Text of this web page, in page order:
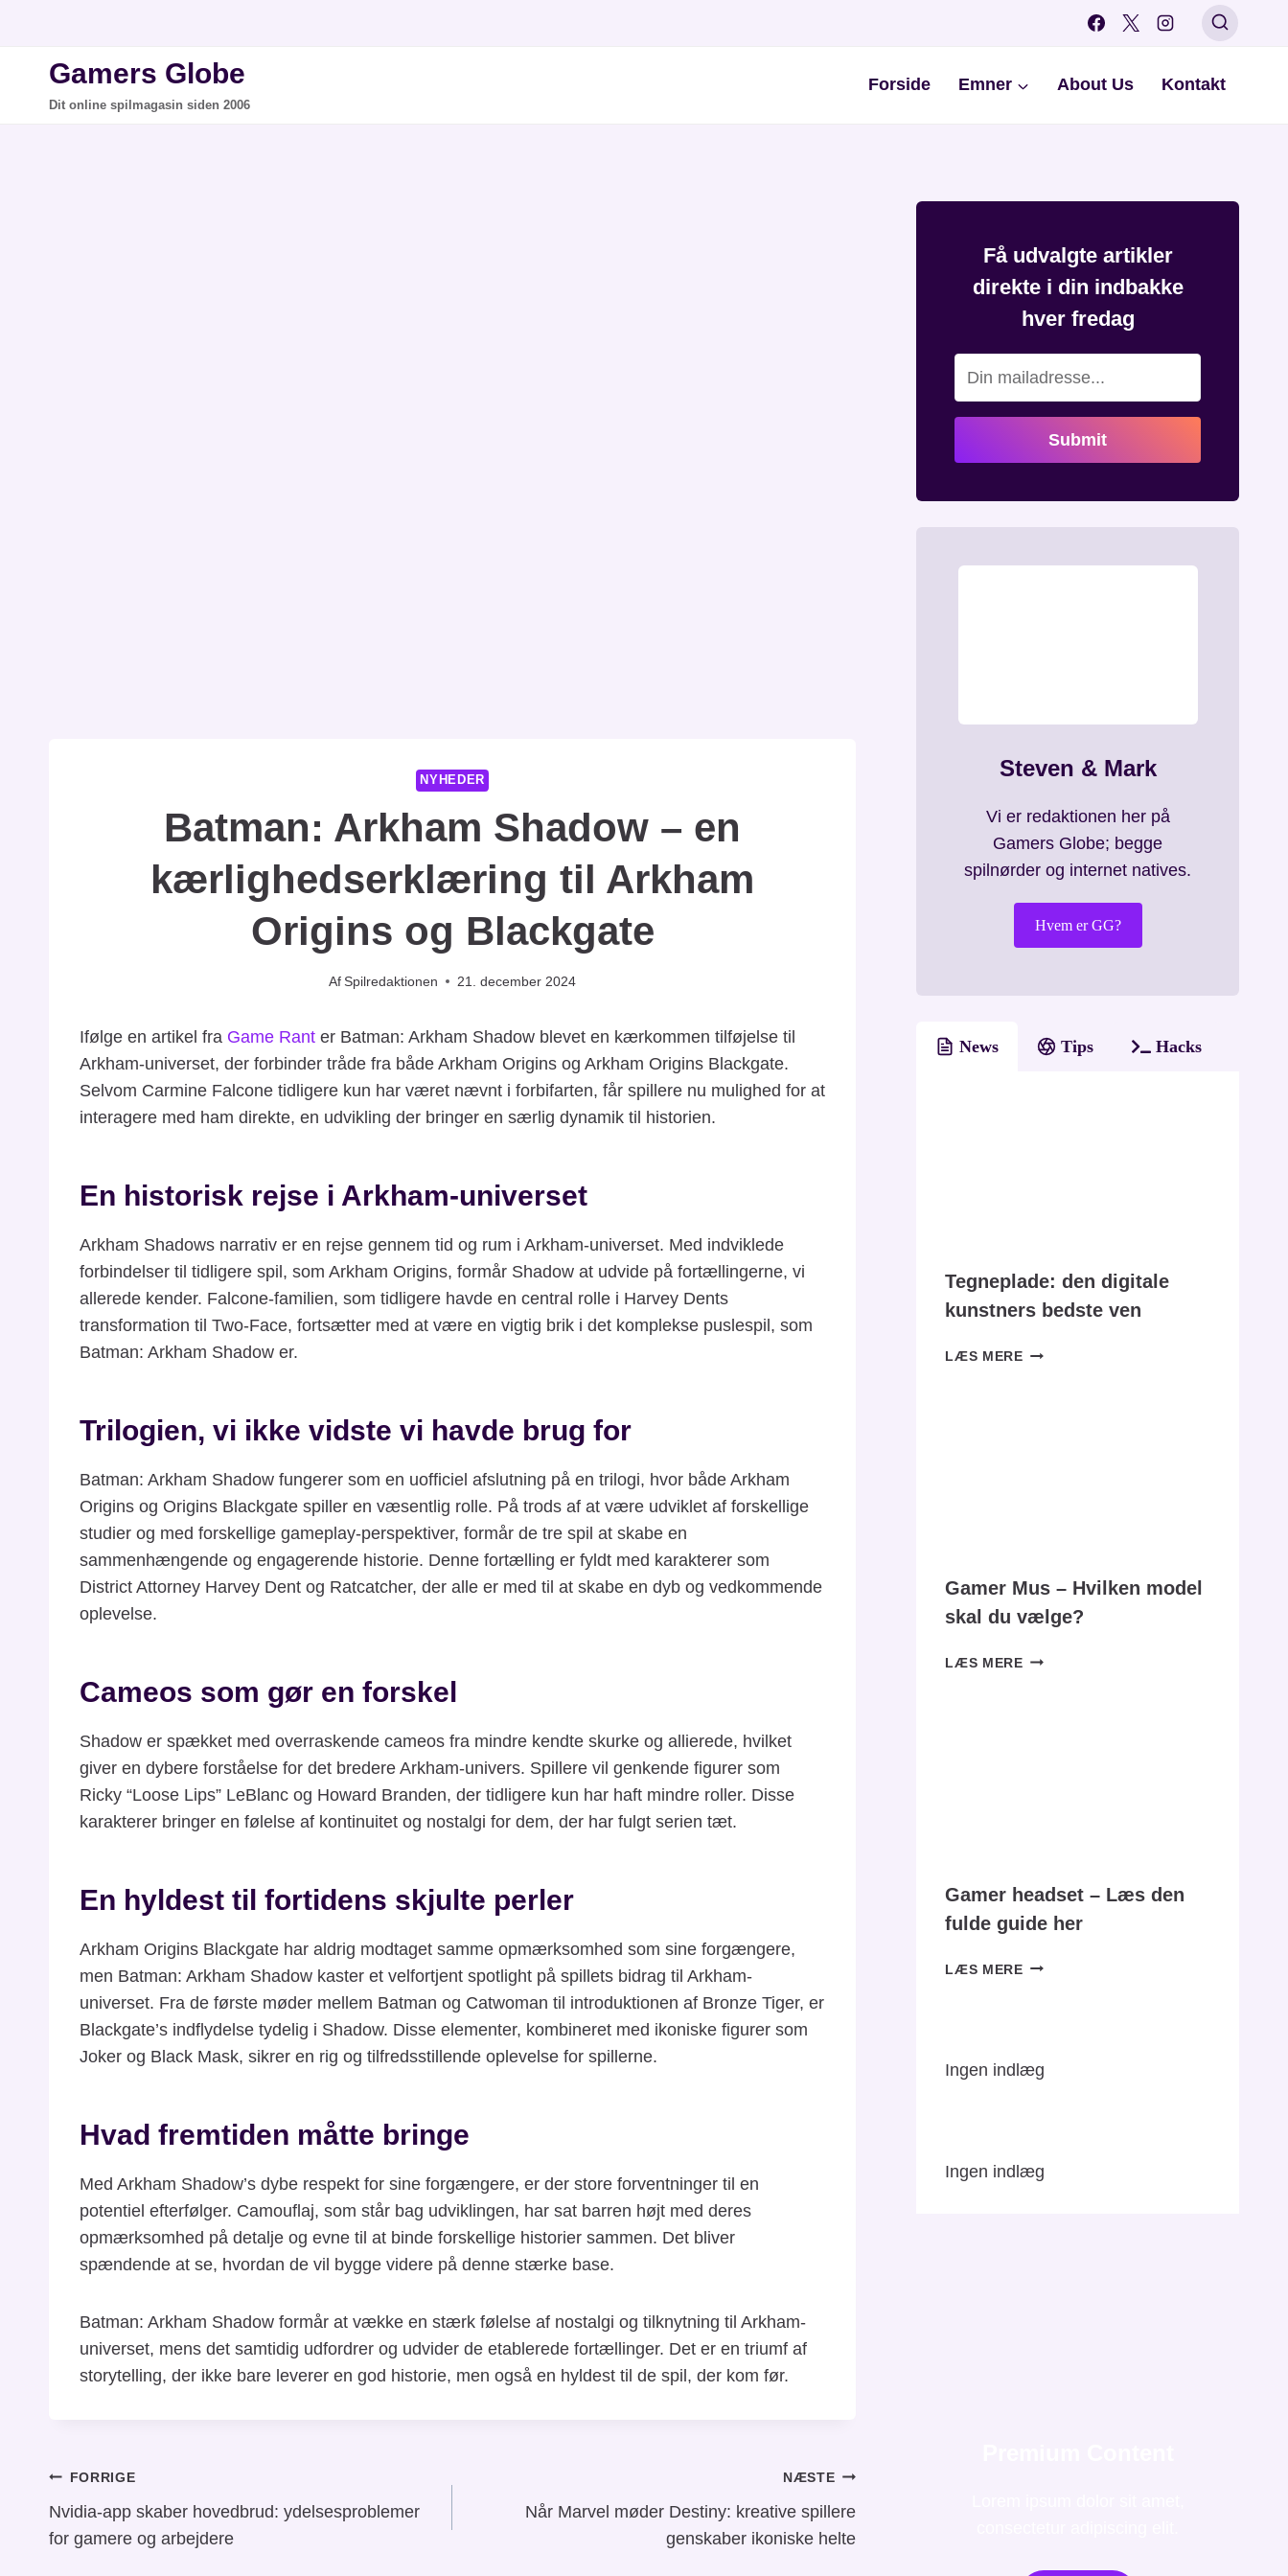
indholdGamers Globe
Dit online spilmagasin siden 2006
Forside Emner About Us Kontakt
NYHEDER
Batman: Arkham Shadow – en
kærlighedserklæring til Arkham
Origins og Blackgate
AfSpilredaktionen 21. december 2024
Ifølge en artikel fra Game Rant er Batman: Arkham Shadow blevet en kærkommen tilføjelse til
Arkham-universet, der forbinder tråde fra både Arkham Origins og Arkham Origins Blackgate.
Selvom Carmine Falcone tidligere kun har været nævnt i forbifarten, får spillere nu mulighed for at
interagere med ham direkte, en udvikling der bringer en særlig dynamik til historien.
En historisk rejse i Arkham-universet
Arkham Shadows narrativ er en rejse gennem tid og rum i Arkham-universet. Med indviklede
forbindelser til tidligere spil, som Arkham Origins, formår Shadow at udvide på fortællingerne, vi
allerede kender. Falcone-familien, som tidligere havde en central rolle i Harvey Dents
transformation til Two-Face, fortsætter med at være en vigtig brik i det komplekse puslespil, som
Batman: Arkham Shadow er.
Trilogien, vi ikke vidste vi havde brug for
Batman: Arkham Shadow fungerer som en uofficiel afslutning på en trilogi, hvor både Arkham
Origins og Origins Blackgate spiller en væsentlig rolle. På trods af at være udviklet af forskellige
studier og med forskellige gameplay-perspektiver, formår de tre spil at skabe en
sammenhængende og engagerende historie. Denne fortælling er fyldt med karakterer som
District Attorney Harvey Dent og Ratcatcher, der alle er med til at skabe en dyb og vedkommende
oplevelse.
Cameos som gør en forskel
Shadow er spækket med overraskende cameos fra mindre kendte skurke og allierede, hvilket
giver en dybere forståelse for det bredere Arkham-univers. Spillere vil genkende figurer som
Ricky “Loose Lips” LeBlanc og Howard Branden, der tidligere kun har haft mindre roller. Disse
karakterer bringer en følelse af kontinuitet og nostalgi for dem, der har fulgt serien tæt.
En hyldest til fortidens skjulte perler
Arkham Origins Blackgate har aldrig modtaget samme opmærksomhed som sine forgængere,
men Batman: Arkham Shadow kaster et velfortjent spotlight på spillets bidrag til Arkham-
universet. Fra de første møder mellem Batman og Catwoman til introduktionen af Bronze Tiger, er
Blackgate’s indflydelse tydelig i Shadow. Disse elementer, kombineret med ikoniske figurer som
Joker og Black Mask, sikrer en rig og tilfredsstillende oplevelse for spillerne.
Hvad fremtiden måtte bringe
Med Arkham Shadow’s dybe respekt for sine forgængere, er der store forventninger til en
potentiel efterfølger. Camouflaj, som står bag udviklingen, har sat barren højt med deres
opmærksomhed på detalje og evne til at binde forskellige historier sammen. Det bliver
spændende at se, hvordan de vil bygge videre på denne stærke base.
Batman: Arkham Shadow formår at vække en stærk følelse af nostalgi og tilknytning til Arkham-
universet, mens det samtidig udfordrer og udvider de etablerede fortællinger. Det er en triumf af
storytelling, der ikke bare leverer en god historie, men også en hyldest til de spil, der kom før.
Indlægsnavigation
FORRIGE
Nvidia-app skaber hovedbrud: ydelsesproblemer
for gamere og arbejdere
NÆSTE
Når Marvel møder Destiny: kreative spillere
genskaber ikoniske helte
Få udvalgte artikler
direkte i din indbakke
hver fredag
Submit
Steven & Mark
Vi er redaktionen her på
Gamers Globe; begge
spilnørder og internet natives.
Hvem er GG?
News Tips Hacks
Tegneplade: den digitale
kunstners bedste ven
LÆS MERETEGNEPLADE:
Gamer Mus – Hvilken model
skal du vælge?
LÆS MEREGAMER
Gamer headset – Læs den
fulde guide her
LÆS MEREGAMER
FULDE
Ingen indlæg
Ingen indlæg